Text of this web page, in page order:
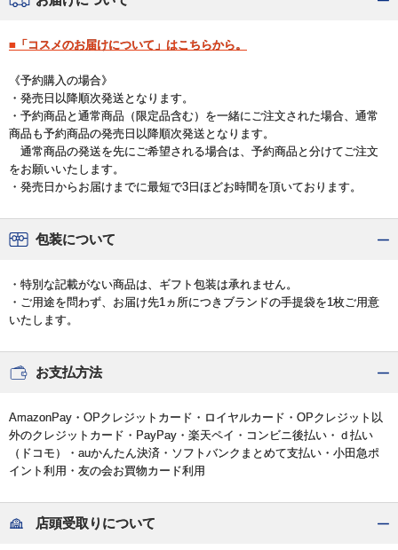
■「コスメのお届けについて」はこちらから。
《予約購入の場合》
・発売日以降順次発送となります。
・予約商品と通常商品（限定品含む）を一緒にご注文された場合、通常
商品も予約商品の発売日以降順次発送となります。
通常商品の発送を先にご希望される場合は、予約商品と分けてご注文
をお願いいたします。
・発売日からお届けまでに最短で3日ほどお時間を頂いております。
包装について
・特別な記載がない商品は、ギフト包装は承れません。
・ご用途を問わず、お届け先1ヵ所につきブランドの手提袋を1枚ご用意
いたします。
お支払方法
AmazonPay・OPクレジットカード・ロイヤルカード・OPクレジット以
外のクレジットカード・PayPay・楽天ペイ・コンビニ後払い・ｄ払い
（ドコモ）・auかんたん決済・ソフトバンクまとめて支払い・小田急ポ
イント利用・友の会お買物カード利用
店頭受取りについて